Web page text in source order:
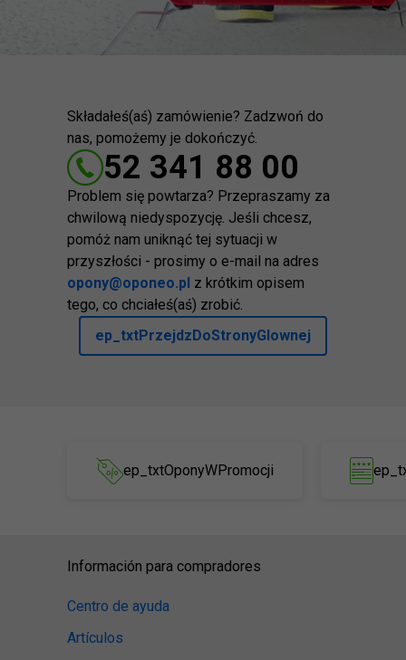
Składałeś(aś) zamówienie? Zadzwoń do
nas, pomożemy je dokończyć.
52 341 88 00
Problem się powtarza? Przepraszamy za
chwilową niedyspozycję. Jeśli chcesz,
pomóż nam uniknąć tej sytuacji w
przyszłości - prosimy o e-mail na adres
opony@oponeo.pl z krótkim opisem
tego, co chciałeś(aś) zrobić.
ep_txtPrzejdzDoStronyGlownej
ep_txtOponyWPromocji
Información para compradores
Centro de ayuda
Artículos